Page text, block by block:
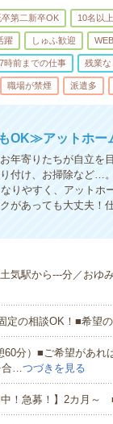
卒第二新卒OK 10名以
躍 しゅふ歓迎
時前までの仕事 残業な
職場が禁煙 派遣多
OK≫アットホー
年寄りたちが自立
付け、お掃除など…
りやすく、アットホ
があっても大丈夫！
気駅から---分／おゆ
定の相談OK！■希望
60分）■ご希望があれ
合…つづきを見る
中！急募！】2カ月～